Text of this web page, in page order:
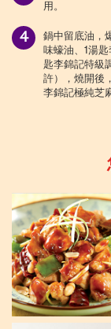
用。
鍋中留底油，
味蠔油、1湯
匙李錦記特級
許），燒開後
李錦記極純芝